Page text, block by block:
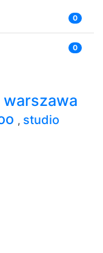
0
0
, studio